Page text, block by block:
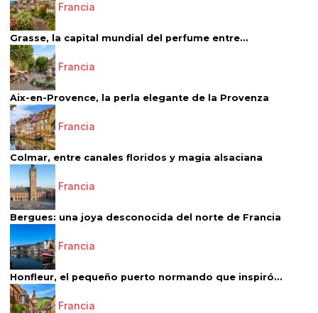
Francia
Grasse, la capital mundial del perfume entre...
Francia
Aix-en-Provence, la perla elegante de la Provenza
Francia
Colmar, entre canales floridos y magia alsaciana
Francia
Bergues: una joya desconocida del norte de Francia
Francia
Honfleur, el pequeño puerto normando que inspiró...
Francia